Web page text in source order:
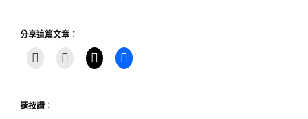
分享這篇文章：
請按讚：